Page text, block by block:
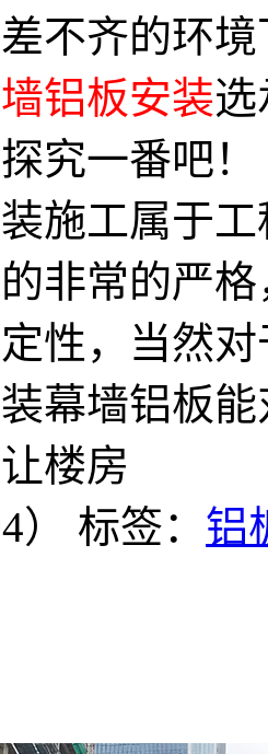
不齐的环
铝板安装
究一番吧
施工属于
非常的严
性，当然
幕墙铝板
楼房
） 标签： 铝